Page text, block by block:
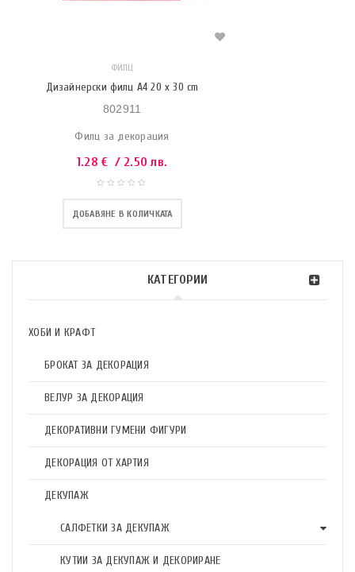
КАТЕГОРИИ
ХОБИ И КРАФТ
БРОКАТ ЗА ДЕКОРАЦИЯ
ВЕЛУР ЗА ДЕКОРАЦИЯ
ДЕКОРАТИВНИ ГУМЕНИ ФИГУРИ
ДЕКОРАЦИЯ ОТ ХАРТИЯ
ДЕКУПАЖ
САЛФЕТКИ ЗА ДЕКУПАЖ
КУТИИ ЗА ДЕКУПАЖ И ДЕКОРИРАНЕ
ФИЛЦ
Дизайнерски филц A4 20 x 30 cm
802911
Филц за декорация
1.28€ / 2.50 лв.
ДОБАВЯНЕ В КОЛИЧКАТА